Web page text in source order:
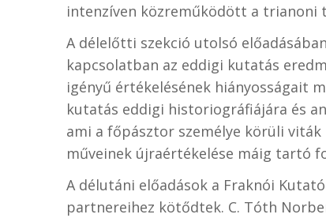
intenzíven közreműködött a trianoni
A délelőtti szekció utolsó
kapcsolatban az eddigi kutatás
igényű értékelésének hiányosságait
kutatás eddigi historiográfiájára és
ami a főpásztor személye körüli
műveinek újraértékelése máig tartó
A délutáni előadások a Fraknói
partnereihez kötődtek. C. Tóth